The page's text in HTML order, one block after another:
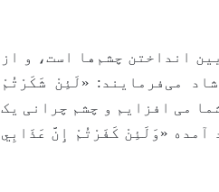
انداختن چشم‌ها است، و از
می‌فرمایند: «لَئِنْ شَكَرْتُمْ
می افزایم و چشم چرانی یک
آمده «وَلَئِنْ كَفَرْتُمْ إِنَّ عَذَابِي